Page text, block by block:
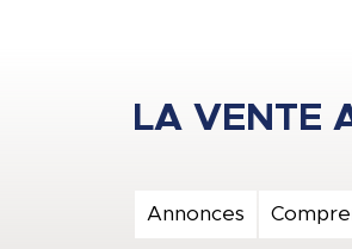
Annonces